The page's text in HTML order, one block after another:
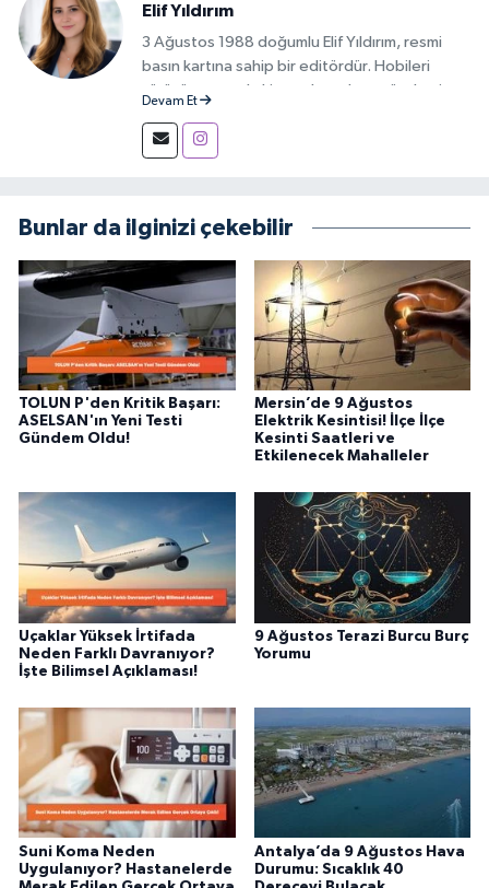
Elif Yıldırım
3 Ağustos 1988 doğumlu Elif Yıldırım, resmi
basın kartına sahip bir editördür. Hobileri
yürüyüş yapmak, kitap okumak ve gündemi
Devam Et
Bunlar da ilginizi çekebilir
TOLUN P'den Kritik Başarı:
ASELSAN'ın Yeni Testi
Gündem Oldu!
Mersin’de 9 Ağustos
Elektrik Kesintisi! İlçe İlçe
Kesinti Saatleri ve
Etkilenecek Mahalleler
Uçaklar Yüksek İrtifada
Neden Farklı Davranıyor?
İşte Bilimsel Açıklaması!
9 Ağustos Terazi Burcu Burç
Yorumu
Suni Koma Neden
Uygulanıyor? Hastanelerde
Antalya’da 9 Ağustos Hava
Durumu: Sıcaklık 40